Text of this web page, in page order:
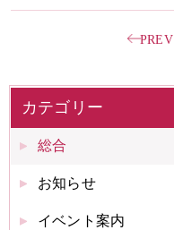
PREV
カテゴリー
総合
お知らせ
イベント案内